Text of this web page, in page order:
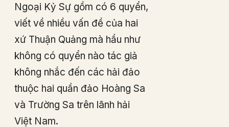
Ngoại Kỷ Sự gồm có 6 quyển,
viết về nhiều vấn đề của hai
xứ Thuận Quảng mà hầu như
không có quyển nào tác giả
không nhắc đến các hải đảo
thuộc hai quần đảo Hoàng Sa
và Trường Sa trên lãnh hải
Việt Nam.